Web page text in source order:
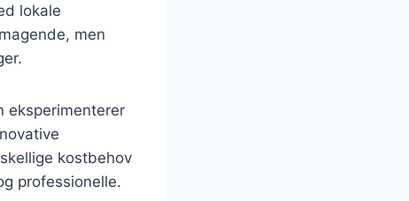
lokale
men
eksperimenterer
kostbehov
professionelle.